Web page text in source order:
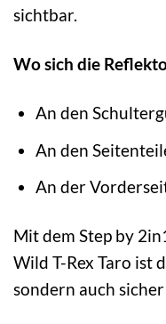
sichtbar.
Wo sich die
An den
An den
An der
Mit dem Step by
Wild T-Rex Taro ist
sondern auch